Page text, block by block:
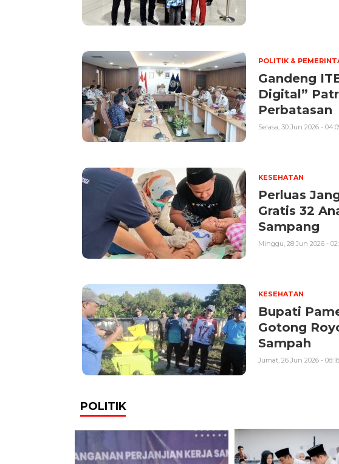
POLITIK &
Gandeng
Digital”
Perbatasan
Selasa, 30 Jun 2026 -
KESEHATAN
Perluas
Gratis 32
Sampang
Minggu, 28 Jun 2026 -
KESEHATAN
Bupati
Gotong
Sampah
Jumat, 26 Jun 2026 -
POLITIK